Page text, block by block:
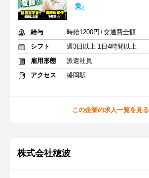
業♪
給与
時給1200円+交通費全額
シフト
週3日以上 1日4時間以上
雇用形態
派遣社員
アクセス
盛岡駅
この企業の求人一覧を見る
株式会社穂波